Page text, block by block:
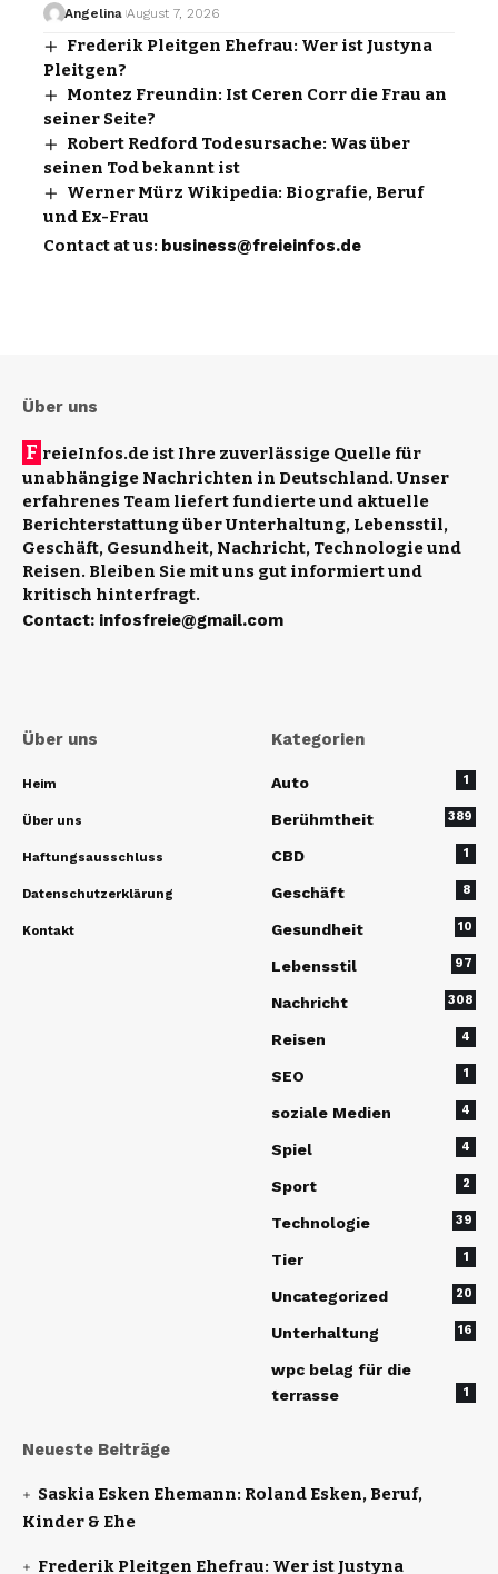
Angelina August 7, 2026
Frederik Pleitgen Ehefrau: Wer ist Justyna
Pleitgen?
Montez Freundin: Ist Ceren Corr die Frau an
seiner Seite?
Robert Redford Todesursache: Was über
seinen Tod bekannt ist
Werner Mürz Wikipedia: Biografie, Beruf
und Ex-Frau
Contact at us: business@freieinfos.de
Über uns
F reieInfos.de ist Ihre zuverlässige Quelle für
unabhängige Nachrichten in Deutschland. Unser
erfahrenes Team liefert fundierte und aktuelle
Berichterstattung über Unterhaltung, Lebensstil,
Geschäft, Gesundheit, Nachricht, Technologie und
Reisen. Bleiben Sie mit uns gut informiert und
kritisch hinterfragt.
Contact: infosfreie@gmail.com
Über uns
Heim
Über uns
Haftungsausschluss
Datenschutzerklärung
Kontakt
Kategorien
Auto 1
Berühmtheit 389
CBD 1
Geschäft 8
Gesundheit 10
Lebensstil 97
Nachricht 308
Reisen 4
SEO 1
soziale Medien 4
Spiel 4
Sport 2
Technologie 39
Tier 1
Uncategorized 20
Unterhaltung 16
wpc belag für die
terrasse
1
Neueste Beiträge
Saskia Esken Ehemann: Roland Esken, Beruf,
Kinder & Ehe
Frederik Pleitgen Ehefrau: Wer ist Justyna